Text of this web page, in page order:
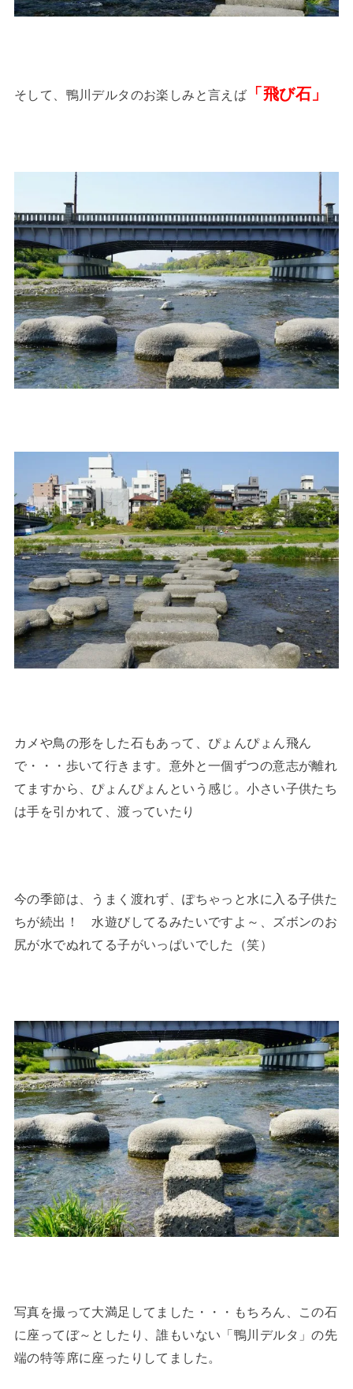
そして、鴨川デルタのお楽しみと言えば 「飛び石」
カメや鳥の形をした石もあって、ぴょんぴょん飛ん
で・・・歩いて行きます。意外と一個ずつの意志が離れ
てますから、ぴょんぴょんという感じ。小さい子供たち
は手を引かれて、渡っていたり
今の季節は、うまく渡れず、ぽちゃっと水に入る子供た
ちが続出！ 水遊びしてるみたいですよ～、ズボンのお
尻が水でぬれてる子がいっぱいでした（笑）
写真を撮って大満足してました・・・もちろん、この石
に座ってぼ～としたり、誰もいない「鴨川デルタ」の先
端の特等席に座ったりしてました。